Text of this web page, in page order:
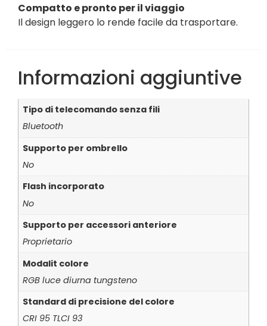
Compatto e pronto per il viaggio
Il design leggero lo rende facile da trasportare.
Informazioni aggiuntive
Tipo di telecomando senza fili
Bluetooth
Supporto per ombrello
No
Flash incorporato
No
Supporto per accessori anteriore
Proprietario
Modalit colore
RGB luce diurna tungsteno
Standard di precisione del colore
CRI 95 TLCI 93